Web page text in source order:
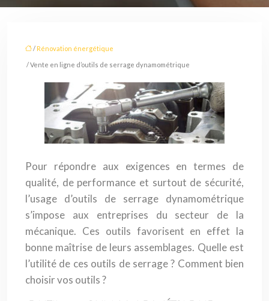
/ Rénovation énergétique
/ Vente en ligne d’outils de serrage dynamométrique
Pour répondre aux exigences en termes de
qualité, de performance et surtout de sécurité,
l’usage d’outils de serrage dynamométrique
s’impose aux entreprises du secteur de la
mécanique. Ces outils favorisent en effet la
bonne maîtrise de leurs assemblages. Quelle est
l’utilité de ces outils de serrage ? Comment bien
choisir vos outils ?